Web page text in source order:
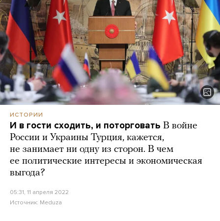
ИСТОРИИ
И в гости сходить, и поторговать В войне
России и Украины Турция, кажется,
не занимает ни одну из сторон. В чем
ее политические интересы и экономическая
выгода?
05:31, 11 апреля 2022
Источник: Meduza